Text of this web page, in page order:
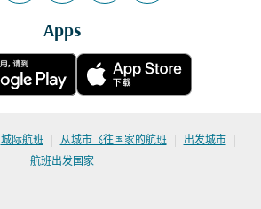
Apps
城际航班 | 从城市飞往国家的航班 | 出发城市 |
航班出发国家